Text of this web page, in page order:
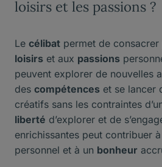
loisirs et les passions ?
Le célibat permet de
loisirs et aux passions
peuvent explorer de nouvelles
des compétences et se lancer
créatifs sans les contraintes
liberté d’explorer et de
enrichissantes peut contribuer
personnel et à un bonheur